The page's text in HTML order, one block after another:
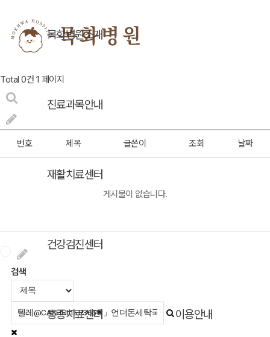
목화병원소개
진료과목안내
재활치료센터
건강검진센터
통증치료센터 이용안내
Total 0건 1 페이지
번호 제목 글쓴이 조회 날짜
게시물이 없습니다.
검색